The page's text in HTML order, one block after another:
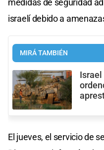
israelí debido a
MIRÁ TAMBIÉN
Israel
El jueves, el servicio de